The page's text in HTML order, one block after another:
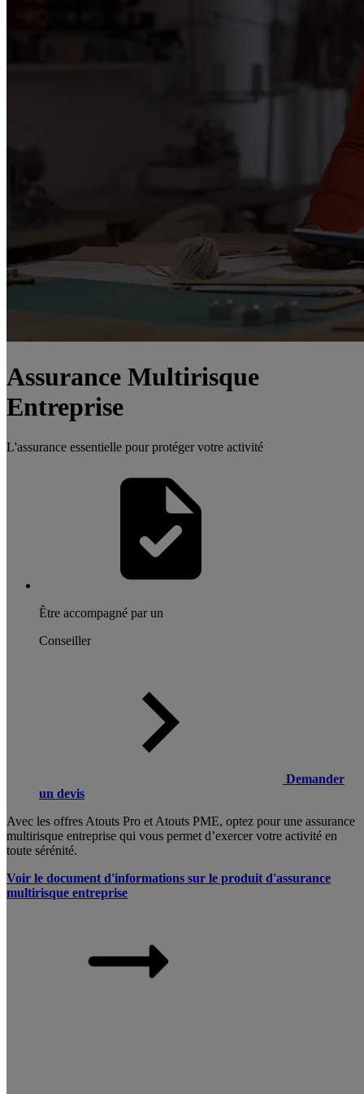
Assurance Multirisque
Entreprise
L'assurance essentielle pour protéger votre activité
Être accompagné par un
Conseiller
Demander
un devis
Avec les offres Atouts Pro et Atouts PME, optez pour une assurance
multirisque entreprise qui vous permet d’exercer votre activité en
toute sérénité.
Voir le document d'informations sur le produit d'assurance
multirisque entreprise